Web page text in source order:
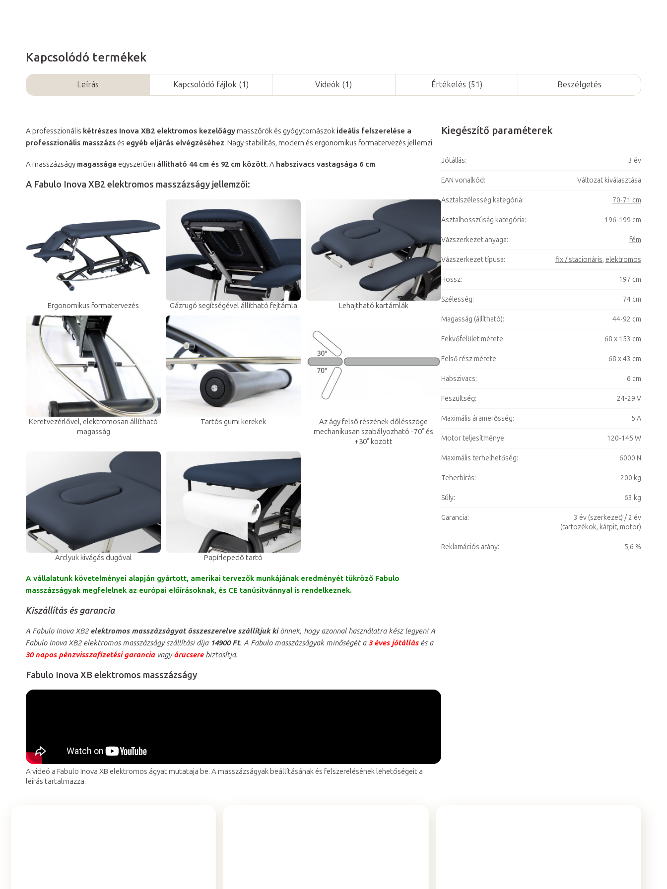
Kapcsolódó termékek
Leírás Kapcsolódó fájlok (1) Videók (1) Értékelés (51) Beszélgetés
A professzionális kétrészes Inova XB2 elektromos kezelőágymasszőrök és gyógytornászok ideális felszerelése a
professzionális masszázsés egyéb eljárás elvégzéséhez. Nagy stabilitás, modern és ergonomikus formatervezés jellemzi.
A masszázságy magassága egyszerűen állítható 44 cm és 92 cm között. A habszivacs vastagsága 6 cm.
A Fabulo Inova XB2 elektromos masszázságy jellemzői:
Ergonomikus formatervezés Gázrugó segítségével állítható fejtámla Lehajtható kartámlák
Keretvezérlővel, elektromosan állítható
magasság
Tartós gumi kerekek
Az ágy felső részének dőlésszöge
mechanikusan szabályozható -70° és
+30° között
Arclyuk kivágás dugóval Papírlepedő tartó
A vállalatunk követelményei alapján gyártott, amerikai tervezők munkájának eredményét tükröző Fabulo
masszázságyak megfelelnek az európai előírásoknak, és CE tanúsítvánnyal is rendelkeznek.
Kiszállítás és garancia
A Fabulo Inova XB2 elektromos masszázságyat összeszerelve szállítjuk kiönnek, hogy azonnal használatra kész legyen! A
Fabulo Inova XB2 elektromos masszázságy szállítási díja 14900 Ft. A Fabulo masszázságyak minőségét a 3 éves jótállás és a
30 napos pénzvisszafizetési garancia vagyárucsere biztosítja.
Fabulo Inova XB elektromos masszázságy
A videó a Fabulo Inova XB elektromos ágyat mutataja be. A masszázságyak beállításának és felszerelésének lehetőségeit a
leírás tartalmazza.
Kiegészítő paraméterek
Jótállás: 3 év
EAN vonalkód: Változat kiválasztása
Asztalszélesség kategória: 70-71 cm
Asztalhosszúság kategória: 196-199 cm
Vázszerkezet anyaga: fém
Vázszerkezet típusa: fix / stacionáris, elektromos
Hossz: 197 cm
Szélesség: 74 cm
Magasság (állítható): 44-92 cm
Fekvőfelület mérete: 68 x 153 cm
Felső rész mérete: 68 x 43 cm
Habszivacs: 6 cm
Feszültség: 24-29 V
Maximális áramerősség: 5 A
Motor teljesítménye: 120-145 W
Maximális terhelhetőség: 6000 N
Teherbírás: 200 kg
Súly: 63 kg
Garancia:
3 év (szerkezet) / 2 év
(tartozékok, kárpit, motor)
Reklamációs arány: 5,6 %